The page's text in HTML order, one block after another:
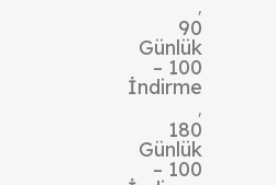
,
90
Günlük
– 100
İndirme
,
180
Günlük
– 100